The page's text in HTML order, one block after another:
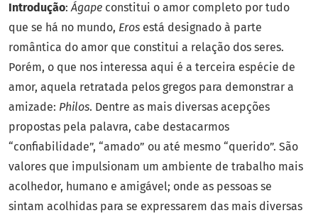
Introdução:Ágape constitui o amor completo por tudo
que se há no mundo, Eros está designado à parte
romântica do amor que constitui a relação dos seres.
Porém, o que nos interessa aqui é a terceira espécie de
amor, aquela retratada pelos gregos para demonstrar a
amizade: Philos. Dentre as mais diversas acepções
propostas pela palavra, cabe destacarmos
“confiabilidade”, “amado” ou até mesmo “querido”. São
valores que impulsionam um ambiente de trabalho mais
acolhedor, humano e amigável; onde as pessoas se
sintam acolhidas para se expressarem das mais diversas